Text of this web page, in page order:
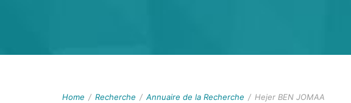
Home / Recherche / Annuaire de la Recherche / Hejer BEN JOMAA